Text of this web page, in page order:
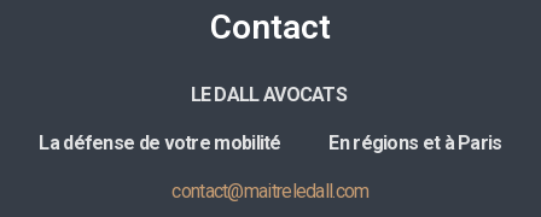
Contact
LE DALL AVOCATS
La défense de votre mobilité En régions et à Paris
contact@maitreledall.com